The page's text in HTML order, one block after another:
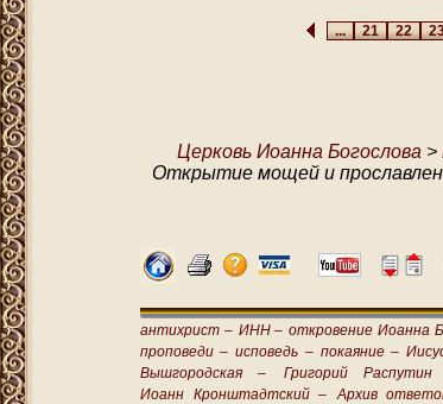
...2122
Церковь Иоанна Богослова >
Открытие мощей и
антихрист – ИНН – откровение Иоанна
проповеди – исповедь – покаяние –
Вышгородская –
Григорий
Иоанн Кронштадтский –
Архив